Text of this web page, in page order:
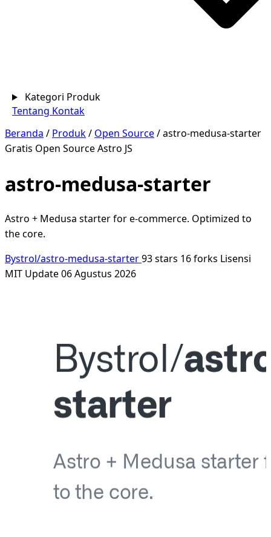
Kategori Produk
Tentang Kontak
Beranda / Produk/ Open Source/astro-medusa-starter
Gratis Open SourceAstro JS
astro-medusa-starter
Astro + Medusa starter for e-commerce. Optimized to
the core.
Bystrol/astro-medusa-starter93 stars 16 forks Lisensi
MIT Update 06 Agustus 2026